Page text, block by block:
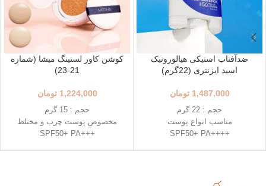
ضدآفتاب استیکی هیالورونیک
اسید ایزنتری (22گرم)
1,487,000 تومان
حجم : 22 گرم
مناسب انواع پوست
++++SPF50+ PA
تاریخ انقضاء : 2026/03/04
کوشن کاور لستینگ میشا (شماره
21-23)
1,224,000 تومان
حجم : 15 گرم
مخصوص پوست چرب و مختلط
+++SPF50+ PA